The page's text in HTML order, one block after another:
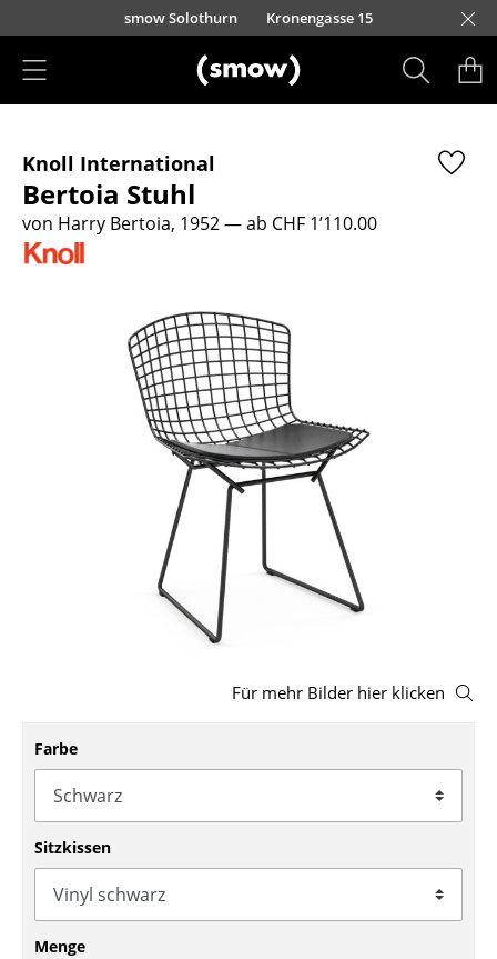
Direkt zum Inhaltsmow Solothurn Kronengasse 15
Sitzmöbel
Esszimmerstühle
Sofas
Loungesessel
Freischwinger
Bänke & Liegen
Schaukelstühle
Bürodrehstühle
Konferenzstühle
Bürosessel
Einzelteile
Knoll International
Bertoia Stuhl
von Harry Bertoia, 1952— ab CHF 1’110.00
Für mehr Bilder hier klicken
Farbe
Sitzkissen
Menge